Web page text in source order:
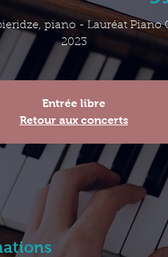
piano - Lauréat Piano
2023
Entrée libre
Retour aux concerts